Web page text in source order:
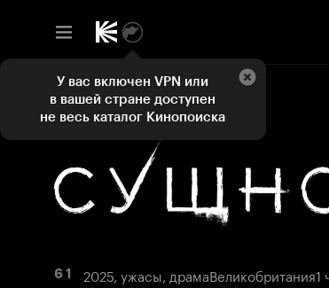
6 1 2025, ужасы, драмаВеликобритания1
У вас включен VPN или
в вашей стране доступен
не весь каталог Кинопоиска